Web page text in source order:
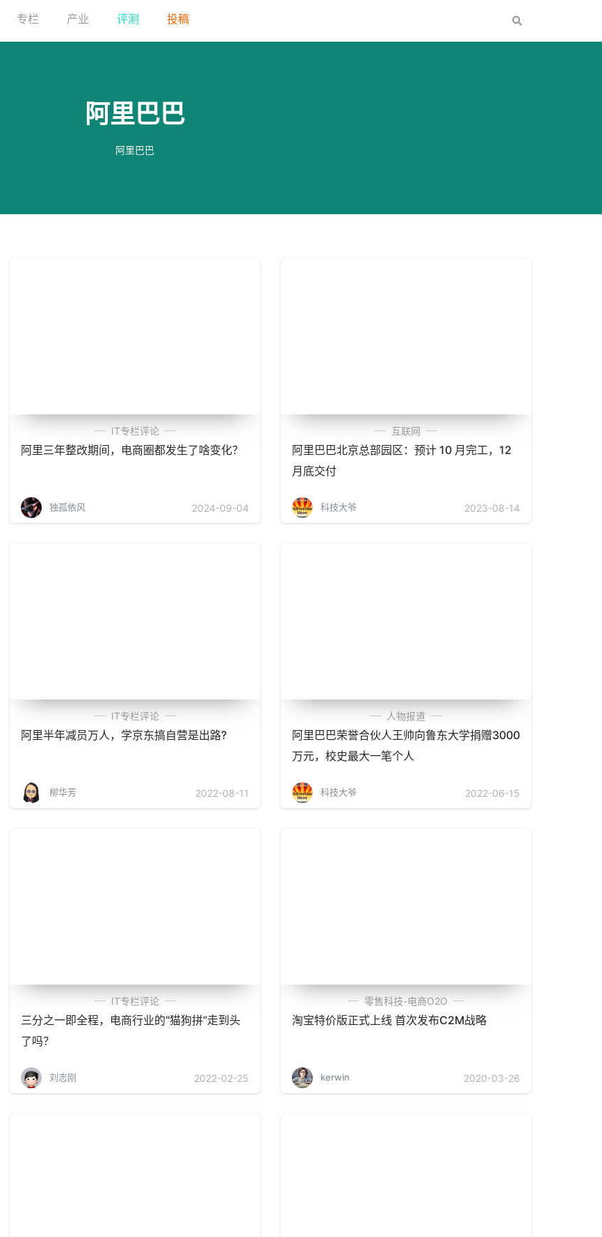
专栏 产业 评测 投稿
阿里巴巴
阿里巴巴
IT专栏评论
阿里三年整改期间，电商圈都发生了啥变化？
独孤依风 2024-09-04
互联网
阿里巴巴北京总部园区：预计 10 月完工，12
月底交付
科技大爷 2023-08-14
IT专栏评论
阿里半年减员万人，学京东搞自营是出路?
柳华芳 2022-08-11
人物报道
阿里巴巴荣誉合伙人王帅向鲁东大学捐赠3000
万元，校史最大一笔个人
科技大爷 2022-06-15
IT专栏评论
三分之一即全程，电商行业的“猫狗拼”走到头
了吗？
刘志刚 2022-02-25
零售科技-电商O2O
淘宝特价版正式上线 首次发布C2M战略
kerwin 2020-03-26